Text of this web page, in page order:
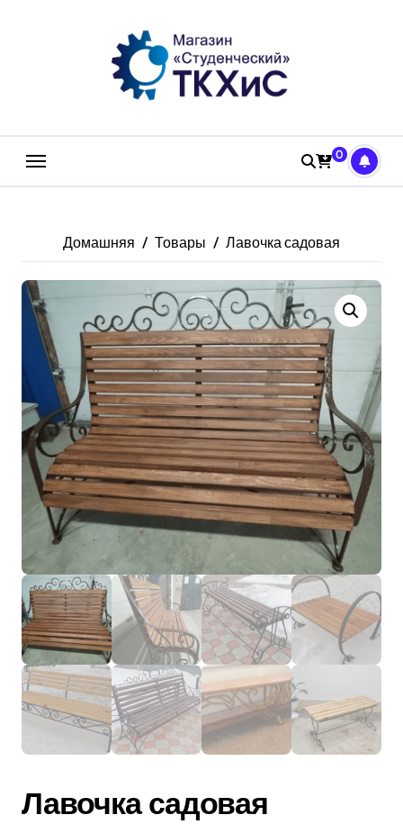
0
Домашняя Товары Лавочка садовая
Лавочка садовая